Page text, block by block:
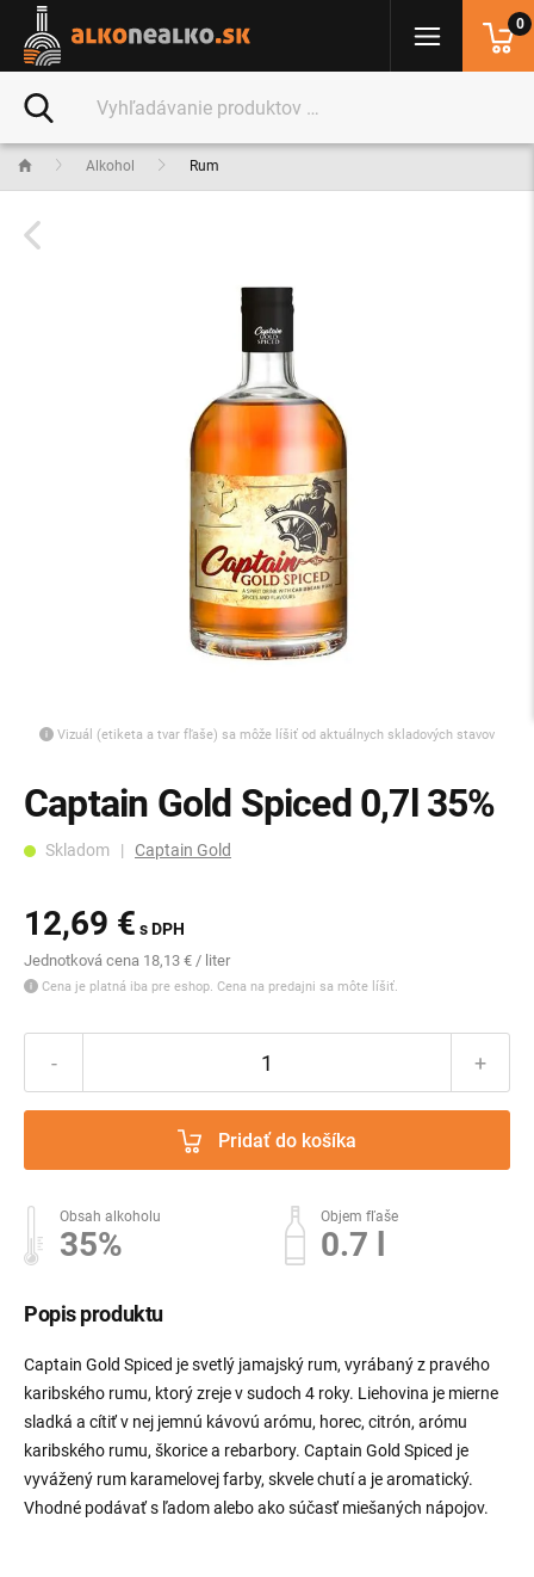
Alkohol Rum
Vizuál (etiketa a tvar fľaše) sa môže líšiť od aktuálnych skladových stavov
Captain Gold Spiced 0,7l 35%
Skladom | Captain Gold
12,69 € s DPH
Jednotková cena 18,13 € / liter
Cena je platná iba pre eshop. Cena na predajni sa môte líšiť.
- +
Pridať do košíka
Obsah alkoholu
35%
Objem fľaše
0.7 l
Popis produktu
Captain Gold Spiced je svetlý jamajský rum, vyrábaný z pravého
karibského rumu, ktorý zreje v sudoch 4 roky. Liehovina je mierne
sladká a cítiť v nej jemnú kávovú arómu, horec, citrón, arómu
karibského rumu, škorice a rebarbory. Captain Gold Spiced je
vyvážený rum karamelovej farby, skvele chutí a je aromatický.
Vhodné podávať s ľadom alebo ako súčasť miešaných nápojov.
0